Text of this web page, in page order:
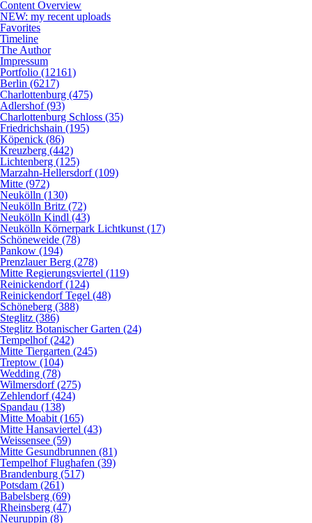
Content Overview
NEW: my recent uploads
Favorites
Timeline
The Author
Impressum
Portfolio (12161)
Berlin (6217)
Charlottenburg (475)
Adlershof (93)
Charlottenburg Schloss (35)
Friedrichshain (195)
Köpenick (86)
Kreuzberg (442)
Lichtenberg (125)
Marzahn-Hellersdorf (109)
Mitte (972)
Neukölln (130)
Neukölln Britz (72)
Neukölln Kindl (43)
Neukölln Körnerpark Lichtkunst (17)
Schöneweide (78)
Pankow (194)
Prenzlauer Berg (278)
Mitte Regierungsviertel (119)
Reinickendorf (124)
Reinickendorf Tegel (48)
Schöneberg (388)
Steglitz (386)
Steglitz Botanischer Garten (24)
Tempelhof (242)
Mitte Tiergarten (245)
Treptow (104)
Wedding (78)
Wilmersdorf (275)
Zehlendorf (424)
Spandau (138)
Mitte Moabit (165)
Mitte Hansaviertel (43)
Weissensee (59)
Mitte Gesundbrunnen (81)
Tempelhof Flughafen (39)
Brandenburg (517)
Potsdam (261)
Babelsberg (69)
Rheinsberg (47)
Neuruppin (8)